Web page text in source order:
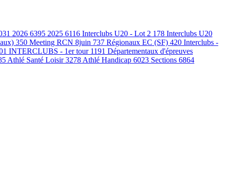
2026 6395 2025 6116 Interclubs U20 - Lot 2 178 Interclubs U20
350 Meeting RCN 8juin 737 Régionaux EC (SF) 420 Interclubs -
INTERCLUBS - 1er tour 1191 Départementaux d'épreuves
Athlé Santé Loisir3278 Athlé Handicap 6023 Sections 6864